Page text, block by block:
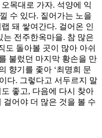
목대로 가자. 석양에 익
수 있다. 짙어가는 노을
돼 쌓여간다. 걸어온 인
전주한옥마을. 참 많은
도 돌아볼 곳이 많아 아쉬
불렀던 마지막 황손을 만
향기를 좇아 ‘최명희 문
다. 그렇다고 서두르지 말
좋고, 다음에 다시 찾아
어야 더 많은 것을 볼 수